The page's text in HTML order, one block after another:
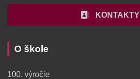
KONTAKTY
O škole
100. výročie